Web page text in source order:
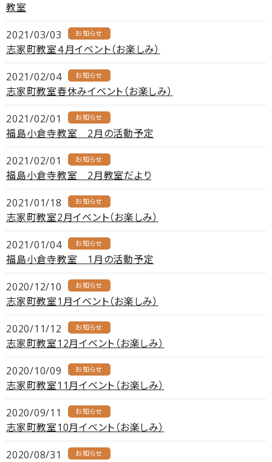
教室
2021/03/03 お知らせ
志家町教室４月イベント（お楽しみ）
2021/02/04 お知らせ
志家町教室春休みイベント（お楽しみ）
2021/02/01 お知らせ
福島小倉寺教室 2月の活動予定
2021/02/01 お知らせ
福島小倉寺教室 2月教室だより
2021/01/18 お知らせ
志家町教室2月イベント（お楽しみ）
2021/01/04 お知らせ
福島小倉寺教室 1月の活動予定
2020/12/10 お知らせ
志家町教室1月イベント（お楽しみ）
2020/11/12 お知らせ
志家町教室12月イベント（お楽しみ）
2020/10/09 お知らせ
志家町教室11月イベント（お楽しみ）
2020/09/11 お知らせ
志家町教室10月イベント（お楽しみ）
2020/08/31 お知らせ